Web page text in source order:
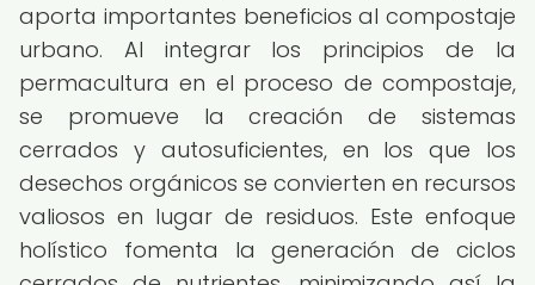
aporta importantes beneficios al compostaje
urbano. Al integrar los principios de la
permacultura en el proceso de compostaje,
se promueve la creación de sistemas
cerrados y autosuficientes, en los que los
desechos orgánicos se convierten en recursos
valiosos en lugar de residuos. Este enfoque
holístico fomenta la generación de ciclos